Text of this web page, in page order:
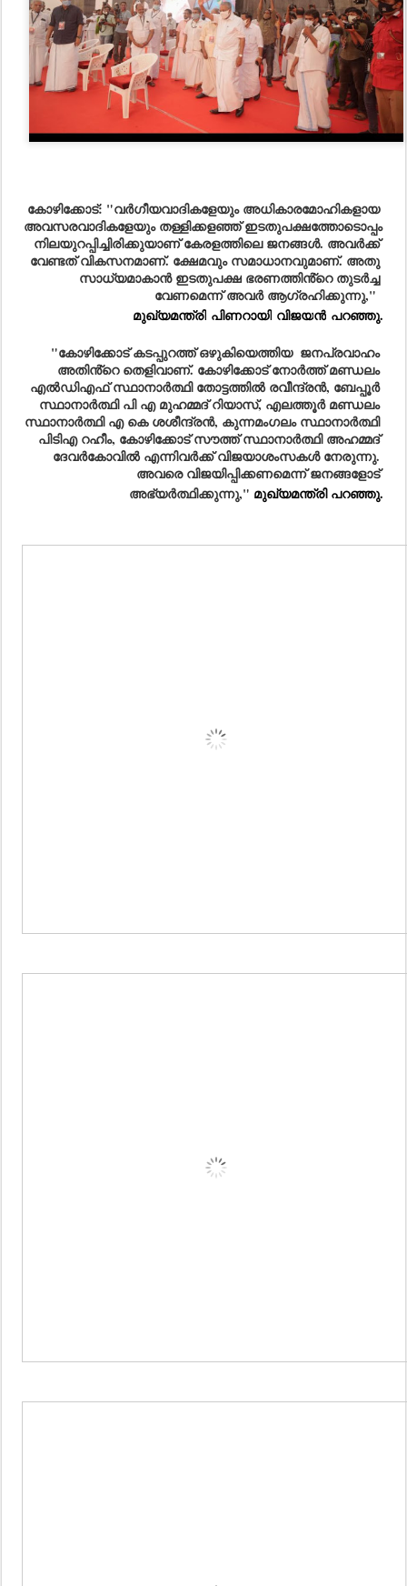
കോഴിക്കോട്: "വർഗീയവാദികളേയും അധികാരമോഹികളായ
അവസരവാദികളേയും തള്ളിക്കളഞ്ഞ് ഇടതുപക്ഷത്തോടൊപ്പം
നിലയുറപ്പിച്ചിരിക്കുയാണ് കേരളത്തിലെ ജനങ്ങൾ. അവർക്ക്
വേണ്ടത് വികസനമാണ്. ക്ഷേമവും സമാധാനവുമാണ്. അതു
സാധ്യമാകാൻ ഇടതുപക്ഷ ഭരണത്തിൻ്റെ തുടർച്ച
മുഖ്യമന്ത്രി പിണറായി വിജയൻ പറഞ്ഞു.
"കോഴിക്കോട് കടപ്പുറത്ത് ഒഴുകിയെത്തിയ  ജനപ്രവാഹം
അതിൻ്റെ തെളിവാണ്. കോഴിക്കോട് നോർത്ത് മണ്ഡലം
എൽഡിഎഫ് സ്ഥാനാർത്ഥി തോട്ടത്തിൽ രവീന്ദ്രൻ, ബേപ്പൂർ
സ്ഥാനാർത്ഥി പി എ മുഹമ്മദ് റിയാസ്, എലത്തൂർ മണ്ഡലം
സ്ഥാനാർത്ഥി എ കെ ശശീന്ദ്രൻ, കുന്നമംഗലം സ്ഥാനാർത്ഥി
പിടിഎ റഹീം, കോഴിക്കോട് സൗത്ത് സ്ഥാനാർത്ഥി അഹമ്മദ്
ദേവർകോവിൽ എന്നിവർക്ക് വിജയാശംസകൾ നേരുന്നു.
അവരെ വിജയിപ്പിക്കണമെന്ന് ജനങ്ങളോട്
അഭ്യർത്ഥിക്കുന്നു," മുഖ്യമന്ത്രി പറഞ്ഞു.